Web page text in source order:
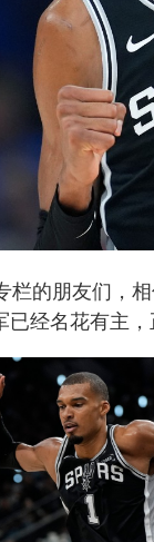
栏的朋友们，
已经名花有主